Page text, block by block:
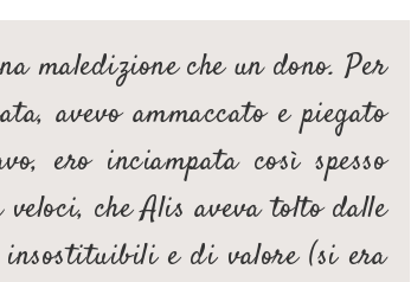
maledizione che un dono. Per
avevo ammaccato e piegato
ero inciampata così spesso
che Alis aveva tolto dalle
e di valore (si era